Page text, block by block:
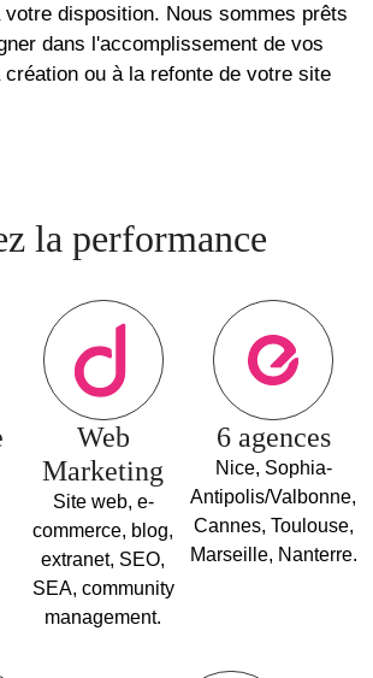
disposition. Nous sommes prêts
dans l'accomplissement de vos
ou à la refonte de votre site
la performance
Web
Marketing
Site web, e-
commerce, blog,
extranet, SEO,
SEA, community
management.
6 agences
Nice, Sophia-
Antipolis/Valbonne,
Cannes, Toulouse,
Marseille, Nanterre.